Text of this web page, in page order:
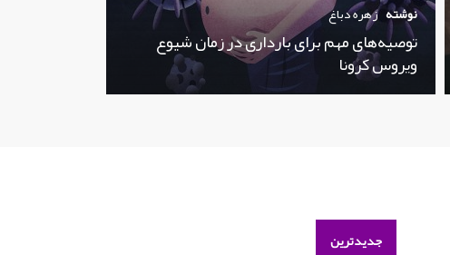
نوشته زهره دباغ
توصیه‌های مهم برای بارداری در زمان شیوع
ویروس کرونا
جدیدترین